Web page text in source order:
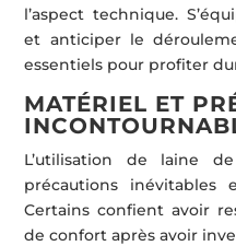
l’aspect technique.
et anticiper le
essentiels pour profiter
MATÉRIEL ET
L’utilisation de laine
précautions
Certains confient avoir
de confort après avoir